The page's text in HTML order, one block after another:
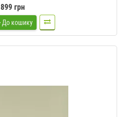
899 грн
До кошику